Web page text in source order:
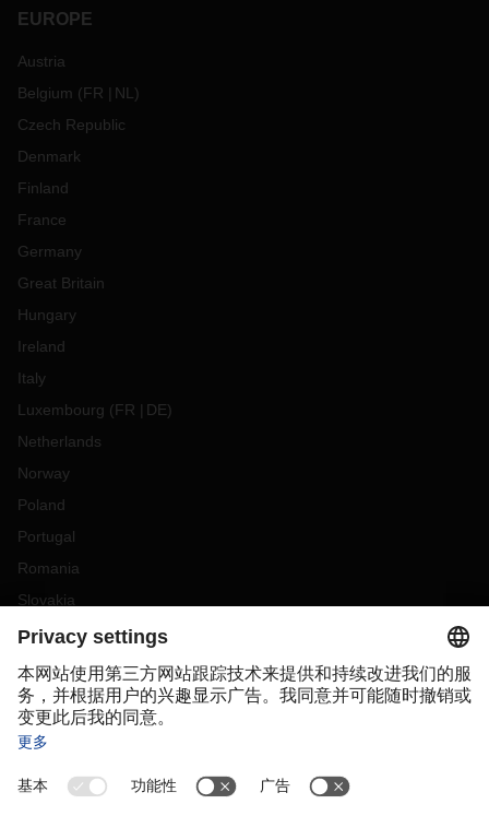
EUROPE
Austria
Belgium (FR NL )
Czech Republic
Denmark
Finland
France
Germany
Great Britain
Hungary
Ireland
Italy
Luxembourg (FR DE)
Netherlands
Norway
Poland
Portugal
Romania
Slovakia
Spain
Sweden
Switzerland(DE FR)
Turkey
OCEANIA